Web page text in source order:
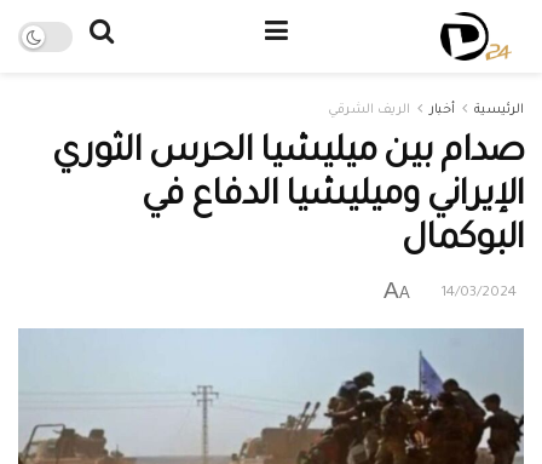
الرئيسية أخبار الريف الشرقي
صدام بين ميليشيا الحرس الثوري
الإيراني وميليشيا الدفاع في
البوكمال
14/03/2024
A
A